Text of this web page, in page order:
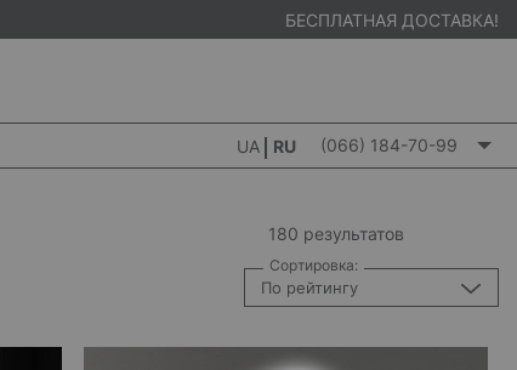
БЕСПЛАТНАЯ ДОСТАВКА!
UA RU (066) 184-70-99
180 результатов
Сортировка:
По рейтингу